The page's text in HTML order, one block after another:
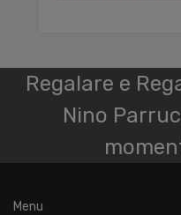
Regalare e
Nino
Menu